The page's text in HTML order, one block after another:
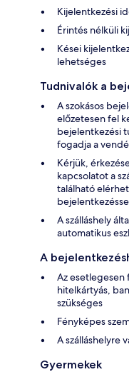
Kijelentkezési
Érintés nélküli
Kései
lehetséges
Tudnivalók a
A szokásos
előzetesen fel
bejelentkezési
fogadja a
Kérjük,
kapcsolatot a
található
A szálláshely
automatikus
A
Az
hitelkártyás,
szükséges
Fényképes
A szálláshelyre
Gyermekek